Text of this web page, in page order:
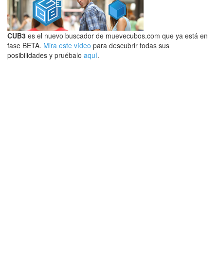
CUB3 es el nuevo buscador de muevecubos.com que ya está en
fase BETA. Mira este vídeo para descubrir todas sus
posibilidades y pruébalo aquí.